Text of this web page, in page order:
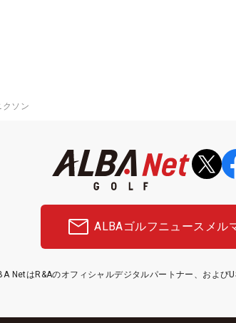
クソン
ALBAゴルフニュース メル
NetはR&Aのオフィシャルデジタルパートナー、および